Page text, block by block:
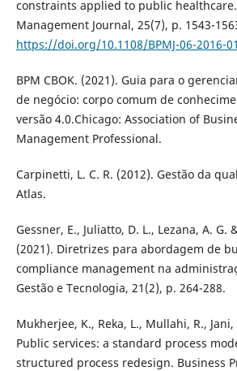
constraints applied to public healthcare.
Management Journal, 25(7), p. 1543-
https://doi.org/10.1108/BPMJ-06-2016-
BPM CBOK. (2021). Guia para o
de negócio: corpo comum de
versão 4.0.Chicago: Association of
Management Professional.
Carpinetti, L. C. R. (2012). Gestão da
Atlas.
Gessner, E., Juliatto, D. L., Lezana, A. G.
(2021). Diretrizes para abordagem de
compliance management na
Gestão e Tecnologia, 21(2), p. 264-288.
Mukherjee, K., Reka, L., Mullahi, R., Jani,
Public services: a standard process
structured process redesign. Business